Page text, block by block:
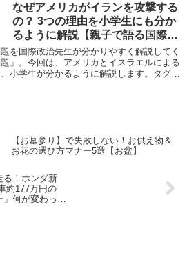
なぜアメリカがイランを攻撃する
の？ 3つの理由を小学生にも分か
るように解説【親子で語る国際問
題】
を国際政治先生が分かりやすく解説してく
」。今回は、アメリカとイスラエルによる
小学生が分かるように解説します。タグ：
【お墓参り】で失敗しない！お供え物＆
お花の選び方マナー5選【お盆】
る！ホンダ新
約177万円の
」何が変わっ